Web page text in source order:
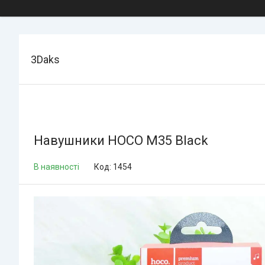
3Daks
Навушники HOCO M35 Black
В наявності Код: 1454